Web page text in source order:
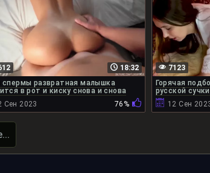
18:32
спермы развратная малышка
в рот и киску снова и снова
Сен 2023
76%
7123
Горячая
русской
12 Сен